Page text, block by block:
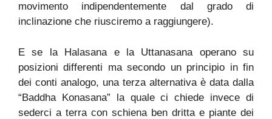
movimento indipendentemente dal grado di
inclinazione che riusciremo a raggiungere).
E se la Halasana e la Uttanasana operano su
posizioni differenti ma secondo un principio in fin
dei conti analogo, una terza alternativa è data dalla
“Baddha Konasana” la quale ci chiede invece di
sederci a terra con schiena ben dritta e piante dei